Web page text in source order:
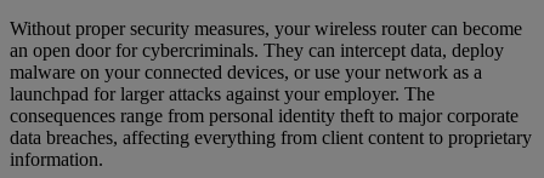
Without proper security measures, your wireless router can become
an open door for cybercriminals. They can intercept data, deploy
malware on your connected devices, or use your network as a
launchpad for larger attacks against your employer. The
consequences range from personal identity theft to major corporate
data breaches, affecting everything from client content to proprietary
information.